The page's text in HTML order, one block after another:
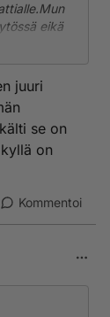
eikä
sim-
juuri
se on
on
Kommentoi